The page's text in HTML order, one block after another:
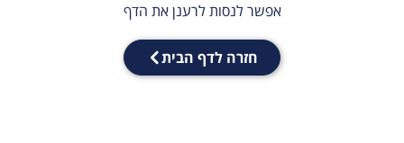
אפשר לנסות לרענן את הדף
חזרה לדף הבית